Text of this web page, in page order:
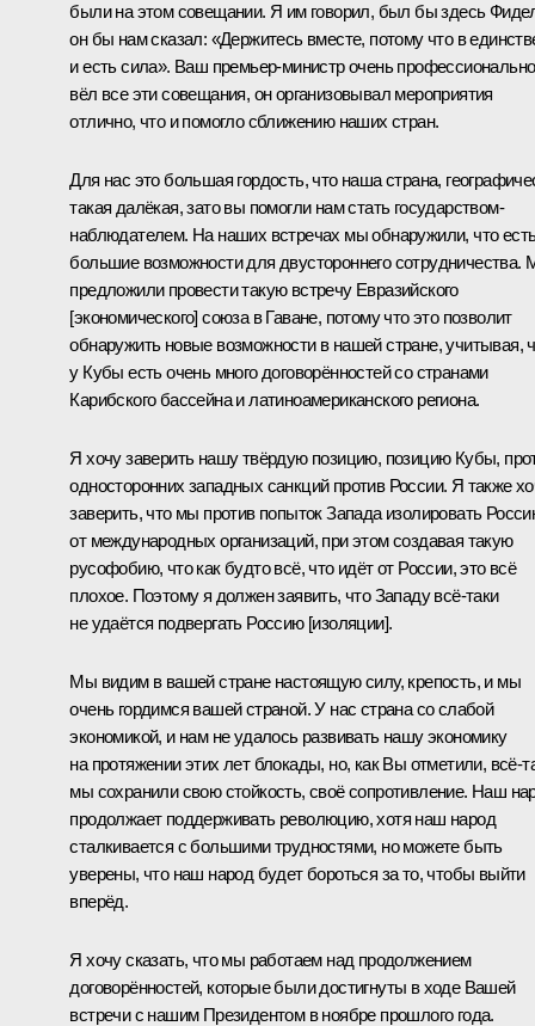
были на этом совещании. Я им говорил, был бы здесь
он бы нам сказал: «Держитесь вместе, потому что в
и есть сила». Ваш премьер-министр очень профессионально
вёл все эти совещания, он организовывал мероприятия
отлично, что и помогло сближению наших стран.
Для нас это большая гордость, что наша страна,
такая далёкая, зато вы помогли нам стать государством-
наблюдателем. На наших встречах мы обнаружили, что
большие возможности для двустороннего сотрудничества.
предложили провести такую встречу Евразийского
[экономического] союза в Гаване, потому что это позволит
обнаружить новые возможности в нашей стране, учитывая,
у Кубы есть очень много договорённостей со странами
Карибского бассейна и латиноамериканского региона.
Я хочу заверить нашу твёрдую позицию, позицию Кубы,
односторонних западных санкций против России. Я также
заверить, что мы против попыток Запада изолировать
от международных организаций, при этом создавая такую
русофобию, что как будто всё, что идёт от России, это всё
плохое. Поэтому я должен заявить, что Западу всё-таки
не удаётся подвергать Россию [изоляции].
Мы видим в вашей стране настоящую силу, крепость, и мы
очень гордимся вашей страной. У нас страна со слабой
экономикой, и нам не удалось развивать нашу экономику
на протяжении этих лет блокады, но, как Вы отметили, всё-
мы сохранили свою стойкость, своё сопротивление. Наш
продолжает поддерживать революцию, хотя наш народ
сталкивается с большими трудностями, но можете быть
уверены, что наш народ будет бороться за то, чтобы выйти
вперёд.
Я хочу сказать, что мы работаем над продолжением
договорённостей, которые были достигнуты в ходе Вашей
встречис нашим Президентом в ноябре прошлого года.